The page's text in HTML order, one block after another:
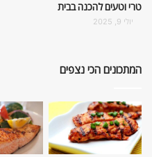
טרי וטעים להכנה בבית
יולי 9, 2025
המתכונים הכי נצפים